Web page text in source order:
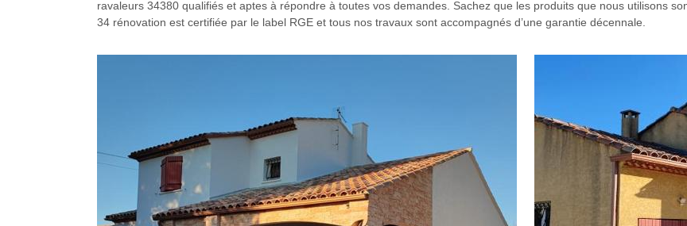
ravaleurs 34380 qualifiés et aptes à répondre à toutes vos demandes. Sachez que les produits que nous utilisons
34 rénovation est certifiée par le label RGE et tous nos travaux sont accompagnés d’une garantie décennale.